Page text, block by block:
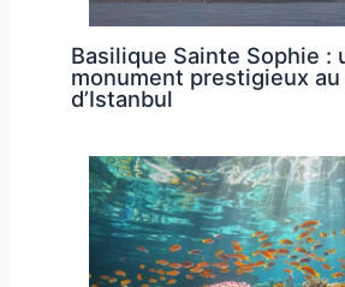
Basilique Sainte Sophie :
monument prestigieux
d’Istanbul